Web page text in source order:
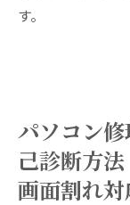
す。
パソコン
己診断方
画面割れ対